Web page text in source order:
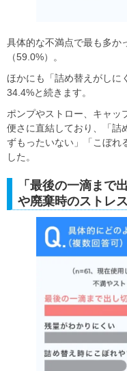
具体的な不満点で最も多か
（59.0%）。
ほかにも「詰め替えがしに
34.4%と続きます。
ポンプやストロー、キャッ
便さに直結しており、「詰
ずもったいない」「こぼれ
した。
「最後の一滴ま
や廃棄時のストレ